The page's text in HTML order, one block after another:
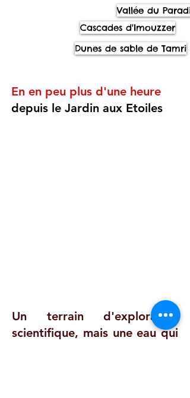
Vallée du Paradis
Cascades d'Imouzzer
Dunes de sable de Tamri
En en peu plus d'une heure
depuis le Jardin aux Etoiles
Un terrain d'exploration
scientifique, mais une eau qui